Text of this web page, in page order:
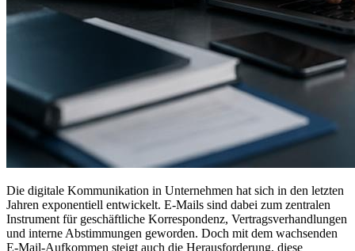
Die digitale Kommunikation in Unternehmen hat sich in den letzten
Jahren exponentiell entwickelt. E-Mails sind dabei zum zentralen
Instrument für geschäftliche Korrespondenz, Vertragsverhandlungen
und interne Abstimmungen geworden. Doch mit dem wachsenden
E-Mail-Aufkommen steigt auch die Herausforderung, diese